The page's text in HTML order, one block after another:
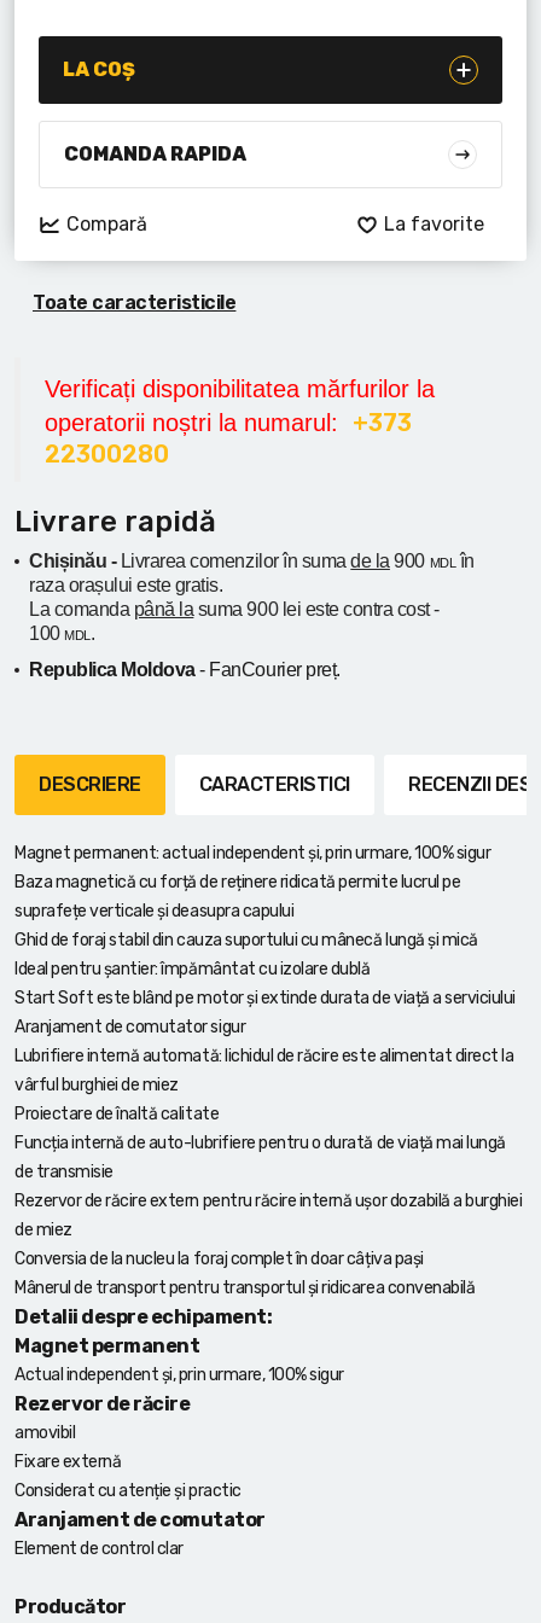
Seturi de scule cu acumulator
Acumulatoare si încărcătoare
Toate caracteristicile
Verificați disponibilitatea mărfurilor la
operatorii noștri la numarul: +373
22300280
Livrare rapidă
Chișinău - Livrarea comenzilor în sumade la 900 MDL în
raza orașului este gratis.
La comanda până la suma 900 lei este contra cost -
100 MDL .
Republica Moldova- FanCourier preț.
LA COȘ
COMANDA RAPIDA
Compară La favorite
DESCRIERE CARACTERISTICI RECENZII
Magnet permanent: actual independent și, prin urmare, 100% sigur
Baza magnetică cu forță de reținere ridicată permite lucrul pe
suprafețe verticale și deasupra capului
Ghid de foraj stabil din cauza suportului cu mânecă lungă și mică
Ideal pentru șantier: împământat cu izolare dublă
Start Soft este blând pe motor și extinde durata de viață a serviciului
Aranjament de comutator sigur
Lubrifiere internă automată: lichidul de răcire este alimentat direct la
vârful burghiei de miez
Proiectare de înaltă calitate
Funcția internă de auto-lubrifiere pentru o durată de viață mai lungă
de transmisie
Rezervor de răcire extern pentru răcire internă ușor dozabilă a burghiei
de miez
Conversia de la nucleu la foraj complet în doar câțiva pași
Mânerul de transport pentru transportul și ridicarea convenabilă
Detalii despre echipament:
Magnet permanent
Actual independent și, prin urmare, 100% sigur
Rezervor de răcire
amovibil
Fixare externă
Considerat cu atenție și practic
Aranjament de comutator
Element de control clar
Producător